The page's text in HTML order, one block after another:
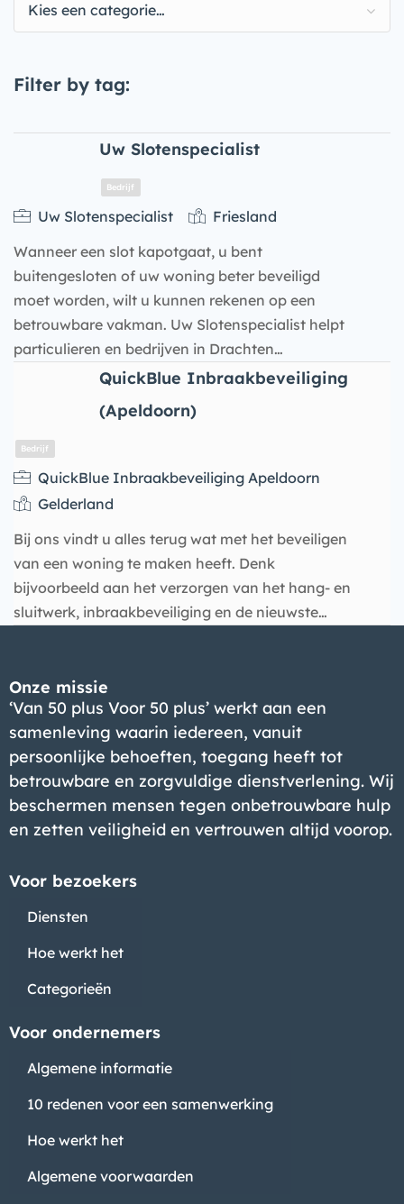
Kies een categorie…
Filter by tag:
Uw Slotenspecialist
Bedrijf
Uw Slotenspecialist
Friesland
Wanneer een slot kapotgaat, u bent
buitengesloten of uw woning beter beveiligd
moet worden, wilt u kunnen rekenen op een
betrouwbare vakman. Uw Slotenspecialist helpt
particulieren en bedrijven in Drachten…
QuickBlue Inbraakbeveiliging
(Apeldoorn)
QuickBlue Inbraakbeveiliging Apeldoorn
Gelderland
Bij ons vindt u alles terug wat met het beveiligen
van een woning te maken heeft. Denk
bijvoorbeeld aan het verzorgen van het hang- en
sluitwerk, inbraakbeveiliging en de nieuwste…
Onze missie
‘Van 50 plus Voor 50 plus’ werkt aan een
samenleving waarin iedereen, vanuit
persoonlijke behoeften, toegang heeft tot
betrouwbare en zorgvuldige dienstverlening. Wij
beschermen mensen tegen onbetrouwbare hulp
en zetten veiligheid en vertrouwen altijd voorop.
Voor bezoekers
Diensten
Hoe werkt het
Categorieën
Voor ondernemers
Algemene informatie
10 redenen voor een samenwerking
Hoe werkt het
Algemene voorwaarden